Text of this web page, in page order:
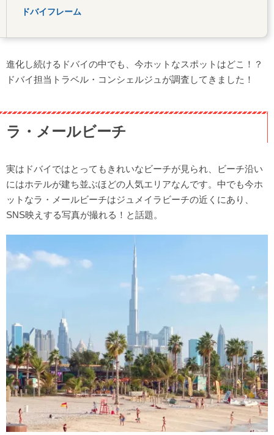
ドバイフレーム
進化し続けるドバイの中でも、今ホットなスポットはどこ！？
ドバイ担当トラベル・コンシェルジュが調査してきました！
ラ・メールビーチ
実はドバイではとってもきれいなビーチが見られ、ビーチ沿い
にはホテルが建ち並ぶほどの人気エリアなんです。中でも今ホ
ットなラ・メールビーチはジュメイラビーチの近くにあり、
SNS映えする写真が撮れる！と話題。